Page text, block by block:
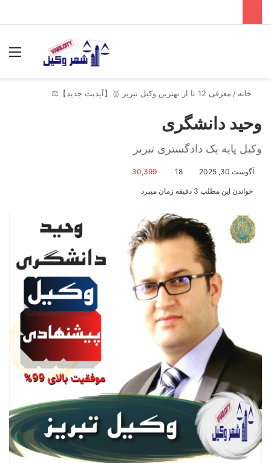
خانه / معرفی 12 تا از بهترین وکیل تبریز 🥇【آپدیت جدید】⚖️
وحید دانشگری
وکیل پایه یک دادگستری تبریز
آگوست 30, 2025 18
30,399
خواندن این مطلب 3 دقیقه زمان میبرد